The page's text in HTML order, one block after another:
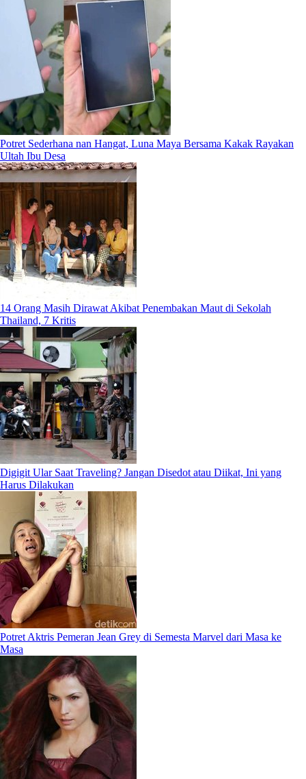
Potret Sederhana nan Hangat, Luna Maya Bersama Kakak Rayakan
Ultah Ibu Desa
14 Orang Masih Dirawat Akibat Penembakan Maut di Sekolah
Thailand, 7 Kritis
Digigit Ular Saat Traveling? Jangan Disedot atau Diikat, Ini yang
Harus Dilakukan
Potret Aktris Pemeran Jean Grey di Semesta Marvel dari Masa ke
Masa